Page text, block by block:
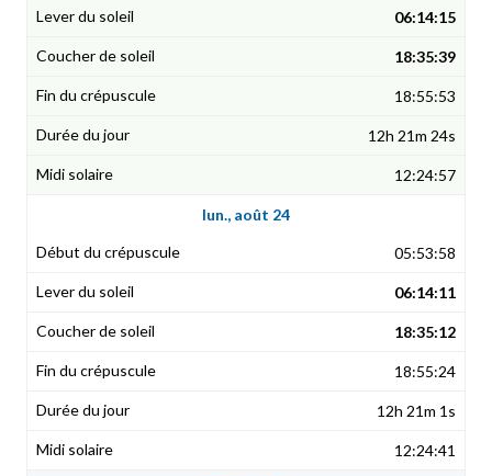
06:14:15
18:35:39
18:55:53
12h 21m 24s
12:24:57
lun., août 24
05:53:58
06:14:11
18:35:12
18:55:24
12h 21m 1s
12:24:41